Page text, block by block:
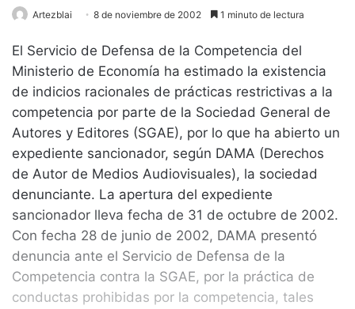
Artezblai 8 de noviembre de 2002 1 minuto de lectura
El Servicio de Defensa de la Competencia del
Ministerio de Economía ha estimado la existencia
de indicios racionales de prácticas restrictivas a la
competencia por parte de la Sociedad General de
Autores y Editores (SGAE), por lo que ha abierto un
expediente sancionador, según DAMA (Derechos
de Autor de Medios Audiovisuales), la sociedad
denunciante. La apertura del expediente
sancionador lleva fecha de 31 de octubre de 2002.
Con fecha 28 de junio de 2002, DAMA presentó
denuncia ante el Servicio de Defensa de la
Competencia contra la SGAE, por la práctica de
conductas prohibidas por la competencia, tales